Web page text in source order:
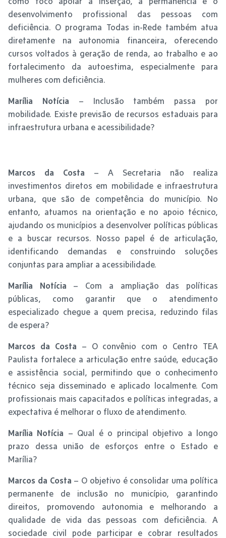
desenvolvimento profissional das pessoas com
deficiência. O programa Todas in-Rede também atua
diretamente na autonomia financeira, oferecendo
cursos voltados à geração de renda, ao trabalho e ao
fortalecimento da autoestima, especialmente para
mulheres com deficiência.
Marília Notícia – Inclusão também passa por
mobilidade. Existe previsão de recursos estaduais para
infraestrutura urbana e acessibilidade?
Marcos da Costa – A Secretaria não realiza
investimentos diretos em mobilidade e infraestrutura
urbana, que são de competência do município. No
entanto, atuamos na orientação e no apoio técnico,
ajudando os municípios a desenvolver políticas públicas
e a buscar recursos. Nosso papel é de articulação,
identificando demandas e construindo soluções
conjuntas para ampliar a acessibilidade.
Marília Notícia – Com a ampliação das políticas
públicas, como garantir que o atendimento
especializado chegue a quem precisa, reduzindo filas
de espera?
Marcos da Costa – O convênio com o Centro TEA
Paulista fortalece a articulação entre saúde, educação
e assistência social, permitindo que o conhecimento
técnico seja disseminado e aplicado localmente. Com
profissionais mais capacitados e políticas integradas, a
expectativa é melhorar o fluxo de atendimento.
Marília Notícia – Qual é o principal objetivo a longo
prazo dessa união de esforços entre o Estado e
Marília?
Marcos da Costa – O objetivo é consolidar uma política
permanente de inclusão no município, garantindo
direitos, promovendo autonomia e melhorando a
qualidade de vida das pessoas com deficiência. A
sociedade civil pode participar e cobrar resultados